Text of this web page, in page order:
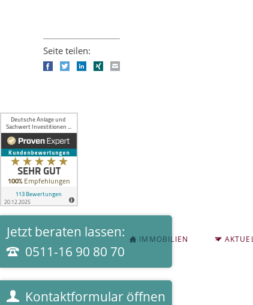
Jetzt beraten lassen:
0511-16 90 80 70
Kontaktformular öffnen
Seite teilen:
FacebookTwitterLinkedIn
Xing
NAVIGATION
ÜBERSPRINGEN
IMMOBILIEN